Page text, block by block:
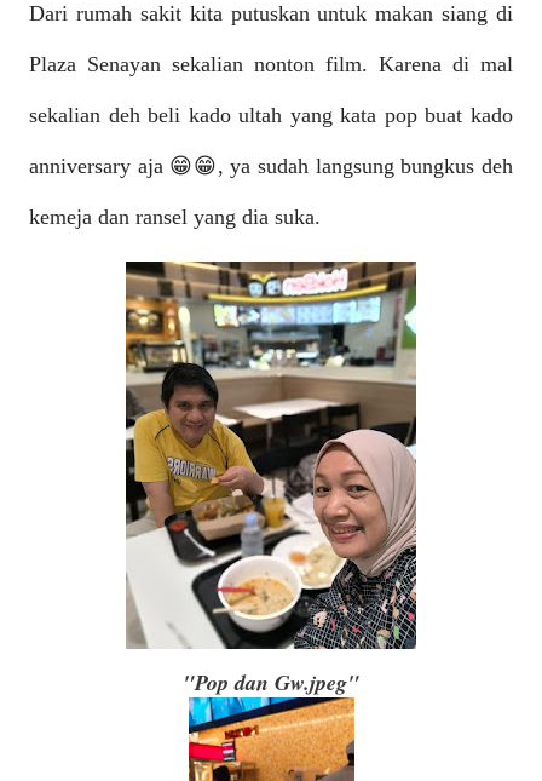
Dari rumah sakit kita putuskan untuk makan siang di
Plaza Senayan sekalian nonton film. Karena di mal
sekalian deh beli kado ultah yang kata pop buat kado
anniversary aja 😁😁, ya sudah langsung bungkus deh
kemeja dan ransel yang dia suka.
"Pop dan Gw.jpeg"